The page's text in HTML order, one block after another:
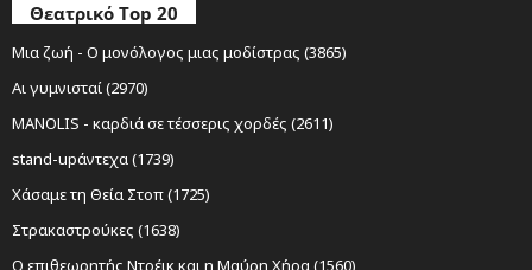
Θεατρικό Top 20
Μια ζωή - Ο μονόλογος μιας μοδίστρας (3865)
Αι γυμνισταί (2970)
MANOLIS - καρδιά σε τέσσερις χορδές (2611)
stand-upάντεχα (1739)
Χάσαμε τη Θεία Στοπ (1725)
Στρακαστρούκες (1638)
Ο επιθεωρητής Ντρέικ και η Μαύρη Χήρα (1560)